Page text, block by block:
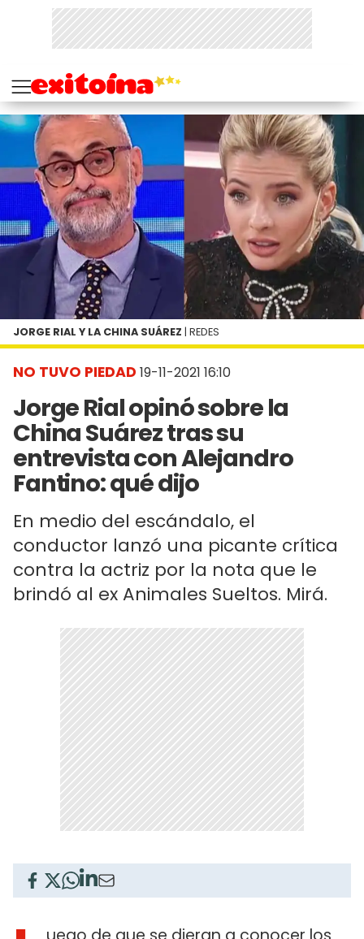
NO TUVO PIEDAD 19-11-2021 16:10
Jorge Rial opinó sobre la
China Suárez tras su
entrevista con Alejandro
Fantino: qué dijo
En medio del escándalo, el
conductor lanzó una picante crítica
contra la actriz por la nota que le
brindó al ex Animales Sueltos. Mirá.
JORGE RIAL Y LA CHINA SUÁREZ | REDES